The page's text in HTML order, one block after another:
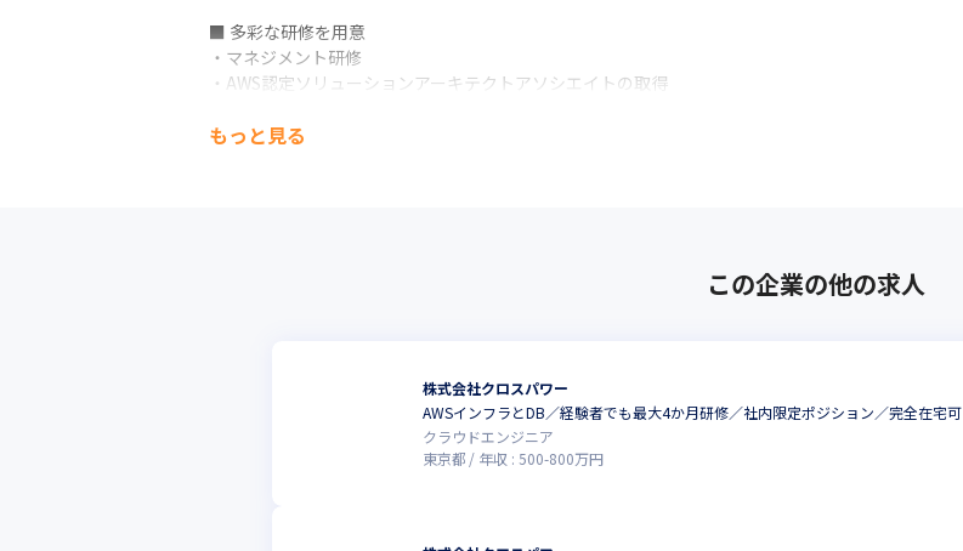
■ 多彩な研修を用意
・マネジメント研修
・AWS認定ソリューションアーキテクトアソシエイトの取得
・Docker（コンテナ）研修
今はまだオンプレの浅い経験程度…など
インフラエンジニアとしての実務経験が浅い方でも
充実した教育制度でしっかりと育てます。
もっと見る
この企業の他の求人
株式会社クロスパワー
AWSインフラとDB／経験者でも最大4か月研修／社内限定ポジション／完全在宅可
クラウドエンジニア
東京都
年収 : 500-800万円